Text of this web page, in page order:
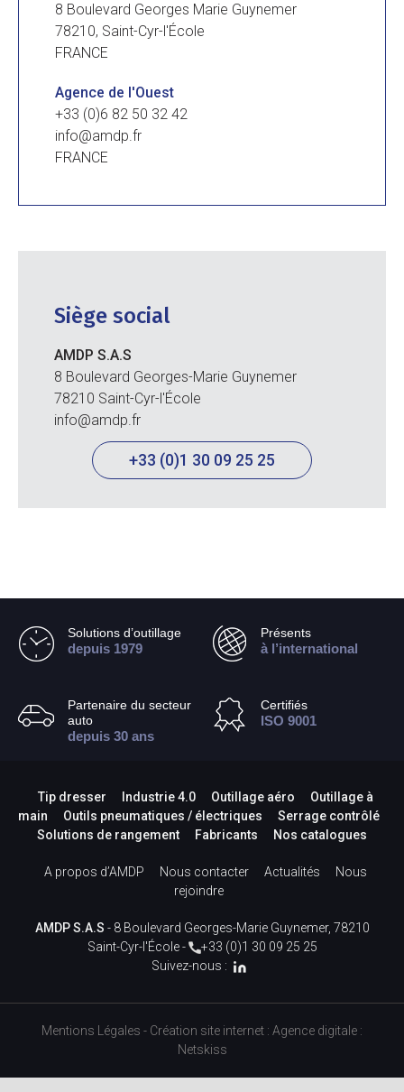
8 Boulevard Georges Marie Guynemer
78210, Saint-Cyr-l'École
FRANCE
Agence de l'Ouest
+33 (0)6 82 50 32 42
info@amdp.fr
FRANCE
Siège social
AMDP S.A.S
8 Boulevard Georges-Marie Guynemer
78210 Saint-Cyr-l'École
info@amdp.fr
+33 (0)1 30 09 25 25
Solutions d’outillage
depuis 1979
Présents
à l’international
Partenaire du secteur
auto
depuis 30 ans
Certifiés
ISO 9001
Tip dresser Industrie 4.0 Outillage aéro
Outillage à
main
Outils pneumatiques / électriques
Serrage contrôlé
Solutions de rangement
Fabricants Nos catalogues
A propos d’AMDP Nous contacter Actualités
Nous
rejoindre
AMDP S.A.S - 8 Boulevard Georges-Marie Guynemer, 78210
Saint-Cyr-l'École -
+33 (0)1 30 09 25 25
Suivez-nous :
Mentions Légales - Création site internet : Agence digitale :
Netskiss